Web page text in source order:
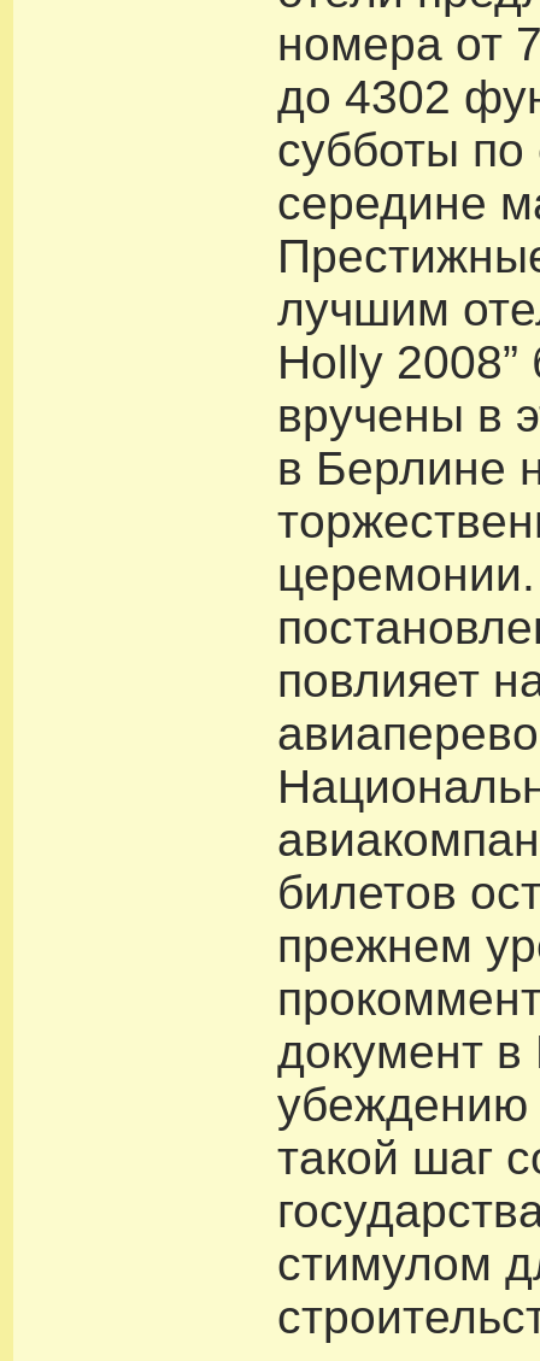
номера от
до 4302
субботы по
середине
лучшим
Holly
вручены в
в Берлине
повлияет
билетов
прежнем
документ
убеждению
такой шаг
стимулом